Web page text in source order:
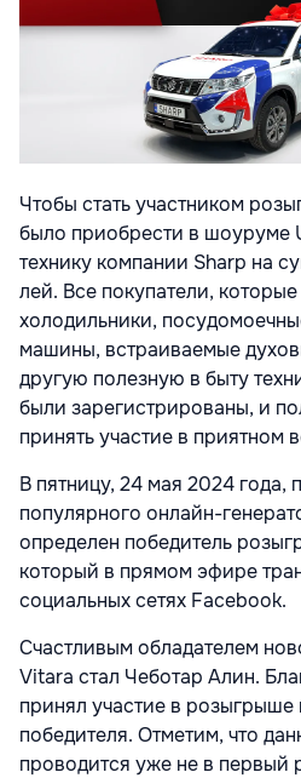
Чтобы стать участником
было приобрести в
технику компании Sharp на
лей. Все покупатели,
холодильники,
машины, встраиваемые
другую полезную в быту
были зарегистрированы, и
принять участие в приятном
В пятницу, 24 мая 2024 года,
популярного онлайн-
определен победитель
который в прямом эфире
социальных сетях Facebook.
Счастливым обладателем
Vitara стал Чеботар Алин.
принял участие в
победителя. Отметим, что
проводится уже не в первый